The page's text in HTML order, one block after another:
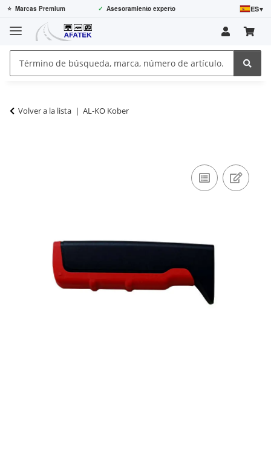
⭐ Marcas Premium ✓ Asesoramiento experto ES▾
Volver a la lista AL-KO Kober